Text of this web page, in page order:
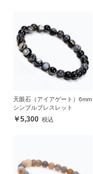
天眼石（アイアゲート）6mm
シンプルブレスレット
5,300